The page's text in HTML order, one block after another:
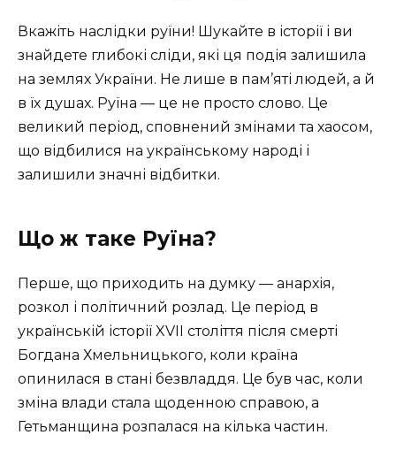
Вкажіть наслідки руїни! Шукайте в історії і ви
знайдете глибокі сліди, які ця подія залишила
на землях України. Не лише в пам’яті людей, а й
в їх душах. Руїна — це не просто слово. Це
великий період, сповнений змінами та хаосом,
що відбилися на українському народі і
залишили значні відбитки.
Що ж таке Руїна?
Перше, що приходить на думку — анархія,
розкол і політичний розлад. Це період в
українській історії XVII століття після смерті
Богдана Хмельницького, коли країна
опинилася в стані безвладдя. Це був час, коли
зміна влади стала щоденною справою, а
Гетьманщина розпалася на кілька частин.